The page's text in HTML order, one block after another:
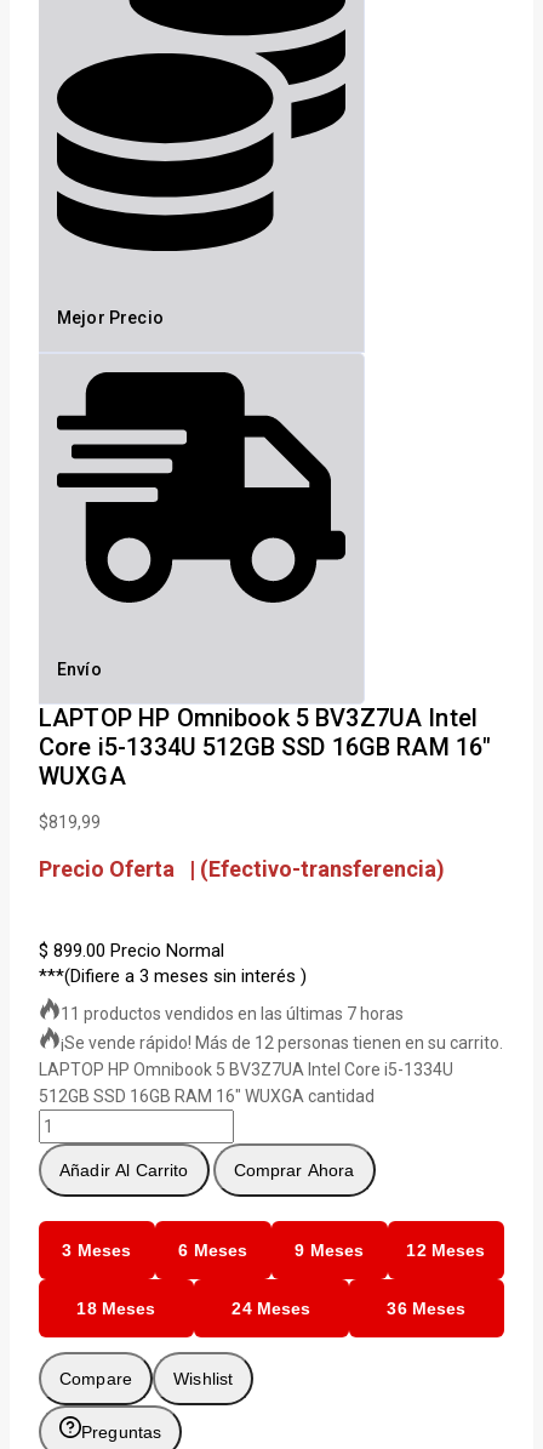
Mejor Precio
Envío
LAPTOP HP Omnibook 5 BV3Z7UA Intel
Core i5-1334U 512GB SSD 16GB RAM 16″
WUXGA
$819,99
Precio Oferta | (Efectivo-transferencia)
$ 899.00 Precio Normal
***(Difiere a 3 meses sin interés )
11 productos vendidos en las últimas 7 horas
¡Se vende rápido! Más de 12 personas tienen en su carrito.
LAPTOP HP Omnibook 5 BV3Z7UA Intel Core i5-1334U
512GB SSD 16GB RAM 16″ WUXGA cantidad
Añadir Al Carrito Comprar Ahora
3 Meses 6 Meses 9 Meses 12 Meses
18 Meses 24 Meses 36 Meses
Compare Wishlist
Preguntas